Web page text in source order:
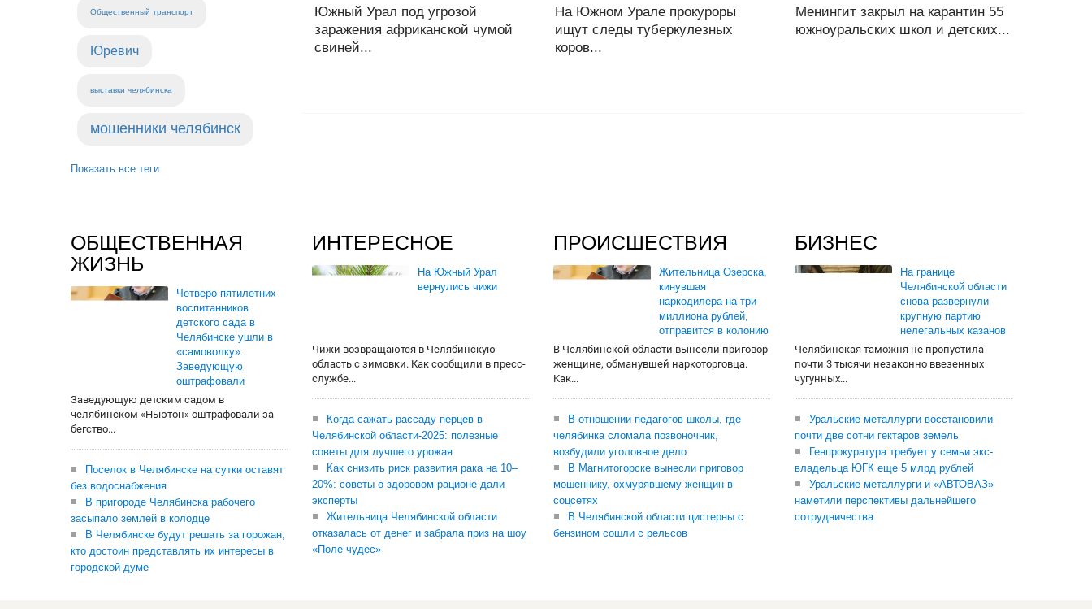
Общественный транспорт
Юревич
выставки челябинска
мошенники челябинск
Показать все теги
Южный Урал под угрозой
заражения африканской чумой
свиней...
На Южном Урале прокуроры
ищут следы туберкулезных
коров...
Менингит закрыл на карантин 55
южноуральских школ и детских...
ОБЩЕСТВЕННАЯ
ЖИЗНЬ
Четверо пятилетних
воспитанников
детского сада в
Челябинске ушли в
«самоволку».
Заведующую
оштрафовали
Заведующую детским садом в
челябинском «Ньютон» оштрафовали за
бегство...
Поселок в Челябинске на сутки оставят
без водоснабжения
В пригороде Челябинска рабочего
засыпало землей в колодце
В Челябинске будут решать за горожан,
кто достоин представлять их интересы в
городской думе
ИНТЕРЕСНОЕ
На Южный Урал
вернулись чижи
Чижи возвращаются в Челябинскую
область с зимовки. Как сообщили в пресс-
службе...
Когда сажать рассаду перцев в
Челябинской области-2025: полезные
советы для лучшего урожая
Как снизить риск развития рака на 10–
20%: советы о здоровом рационе дали
эксперты
Жительница Челябинской области
отказалась от денег и забрала приз на шоу
«Поле чудес»
ПРОИСШЕСТВИЯ
Жительница Озерска,
кинувшая
наркодилера на три
миллиона рублей,
отправится в колонию
В Челябинской области вынесли приговор
женщине, обманувшей наркоторговца.
Как...
В отношении педагогов школы, где
челябинка сломала позвоночник,
возбудили уголовное дело
В Магнитогорске вынесли приговор
мошеннику, охмурявшему женщин в
соцсетях
В Челябинской области цистерны с
бензином сошли с рельсов
БИЗНЕС
На границе
Челябинской области
снова развернули
крупную партию
нелегальных казанов
Челябинская таможня не пропустила
почти 3 тысячи незаконно ввезенных
чугунных...
Уральские металлурги восстановили
почти две сотни гектаров земель
Генпрокуратура требует у семьи экс-
владельца ЮГК еще 5 млрд рублей
Уральские металлурги и «АВТОВАЗ»
наметили перспективы дальнейшего
сотрудничества